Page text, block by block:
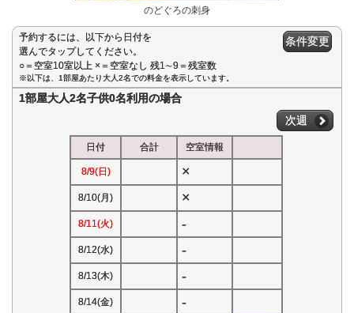
のどぐろの刺身
予約するには、以下から日付を
選んでタップしてください。
○＝空室10室以上 ×＝空室なし 残1∼9＝残室数
条件変更
※以下は、1部屋あたり大人2名での料金を表示しています。
1部屋大人2名子供0名利用の場合
次週
日付 合計 空室情報
8/9(日) ×
8/10(月) ×
8/11(火) -
8/12(水) -
8/13(木) -
8/14(金) -